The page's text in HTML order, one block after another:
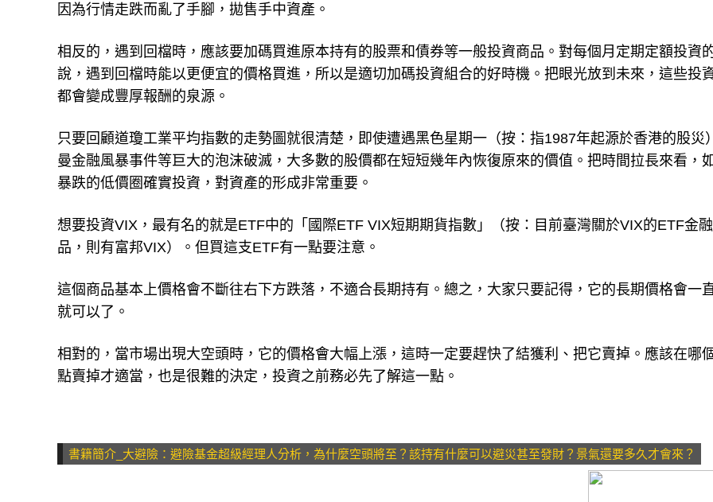
因為行情走跌而亂了手腳，拋售手中資產。
相反的，遇到回檔時，應該要加碼買進原本持有的股票和債券等一般投資商品。對每個月定期定額投資
說，遇到回檔時能以更便宜的價格買進，所以是適切加碼投資組合的好時機。把眼光放到未來，這些投
都會變成豐厚報酬的泉源。
只要回顧道瓊工業平均指數的走勢圖就很清楚，即使遭遇黑色星期一（按：指1987年起源於香港的股災
曼金融風暴事件等巨大的泡沫破滅，大多數的股價都在短短幾年內恢復原來的價值。把時間拉長來看，
暴跌的低價圈確實投資，對資產的形成非常重要。
想要投資VIX，最有名的就是ETF中的「國際ETF VIX短期期貨指數」（按：目前臺灣關於VIX的ETF金
品，則有富邦VIX）。但買這支ETF有一點要注意。
這個商品基本上價格會不斷往右下方跌落，不適合長期持有。總之，大家只要記得，它的長期價格會一
就可以了。
相對的，當市場出現大空頭時，它的價格會大幅上漲，這時一定要趕快了結獲利、把它賣掉。應該在哪
點賣掉才適當，也是很難的決定，投資之前務必先了解這一點。
書籍簡介_大避險：避險基金超級經理人分析，為什麼空頭將至？該持有什麼可以避災甚至發財？景氣還要多久才會來？